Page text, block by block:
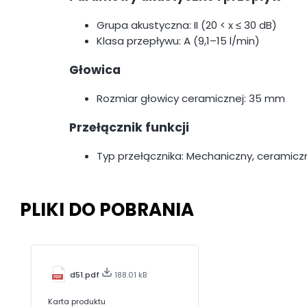
Grupa akustyczna: II (20 < x ≤ 30 dB)
Klasa przepływu: A (9,1–15 l/min)
Głowica
Rozmiar głowicy ceramicznej: 35 mm
Przełącznik funkcji
Typ przełącznika: Mechaniczny,
PLIKI DO POBRANIA
d51.pdf 188.01 kB
Karta produktu